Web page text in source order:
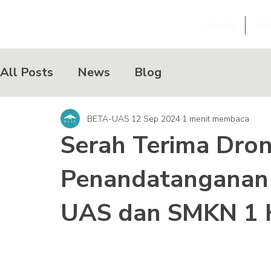
All Posts News Blog
Serah Terima
UAS dan SMKN
BETA-UAS 12 Sep 2024 1 menit membaca